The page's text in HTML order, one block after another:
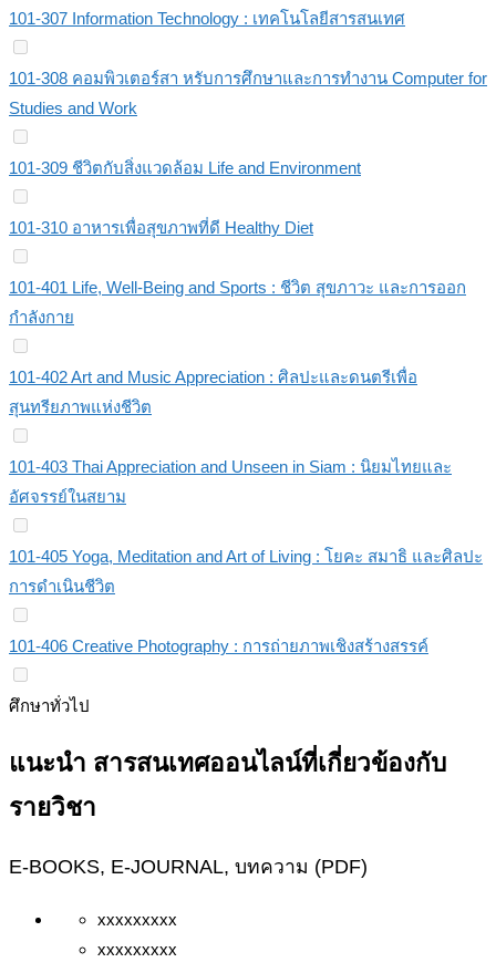
101-307 Information Technology : เทคโนโลยีสารสนเทศ
101-308 คอมพิวเตอร์สา หรับการศึกษาและการทำงาน Computer for
Studies and Work
101-309 ชีวิตกับสิ่งแวดล้อม Life and Environment
101-310 อาหารเพื่อสุขภาพที่ดี Healthy Diet
101-401 Life, Well-Being and Sports : ชีวิต สุขภาวะ และการออก
กำลังกาย
101-402 Art and Music Appreciation : ศิลปะและดนตรีเพื่อ
สุนทรียภาพแห่งชีวิต
101-403 Thai Appreciation and Unseen in Siam : นิยมไทยและ
อัศจรรย์ในสยาม
101-405 Yoga, Meditation and Art of Living : โยคะ สมาธิ และศิลปะ
การดำเนินชีวิต
101-406 Creative Photography : การถ่ายภาพเชิงสร้างสรรค์
ศึกษาทั่วไป
แนะนำ สารสนเทศออนไลน์ที่เกี่ยวข้องกับ
รายวิชา
E-BOOKS, E-JOURNAL, บทความ (PDF)
xxxxxxxxx
xxxxxxxxx